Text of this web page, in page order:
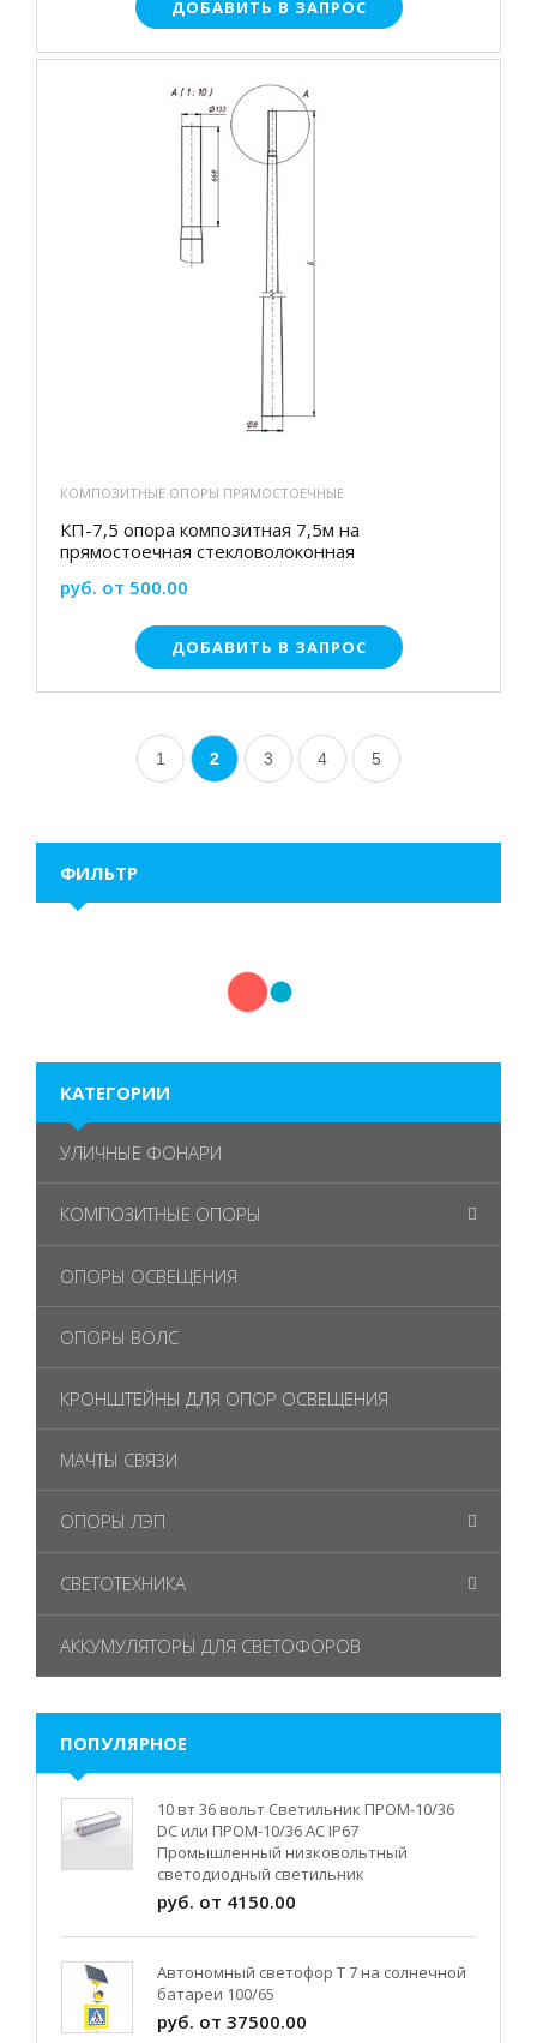
ДОБАВИТЬ В ЗАПРОС
КОМПОЗИТНЫЕ ОПОРЫ ПРЯМОСТОЕЧНЫЕ
КП-7,5 опора композитная 7,5м на
прямостоечная стекловолоконная
руб. от 500.00
ДОБАВИТЬ В ЗАПРОС
1 2 3 4 5
ФИЛЬТР
КАТЕГОРИИ
УЛИЧНЫЕ ФОНАРИ
КОМПОЗИТНЫЕ ОПОРЫ
ОПОРЫ ОСВЕЩЕНИЯ
ОПОРЫ ВОЛС
КРОНШТЕЙНЫ ДЛЯ ОПОР ОСВЕЩЕНИЯ
МАЧТЫ СВЯЗИ
ОПОРЫ ЛЭП
СВЕТОТЕХНИКА
АККУМУЛЯТОРЫ ДЛЯ СВЕТОФОРОВ
ПОПУЛЯРНОЕ
10 вт 36 вольт Светильник ПРОМ-10/36
DC или ПРОМ-10/36 AC IP67
Промышленный низковольтный
светодиодный светильник
руб. от 4150.00
Автономный светофор Т 7 на солнечной
батареи 100/65
руб. от 37500.00